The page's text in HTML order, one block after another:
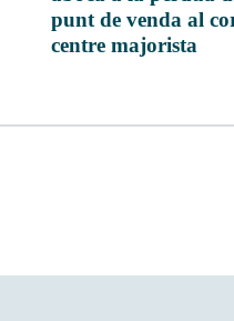
punt de venda al
centre majorista